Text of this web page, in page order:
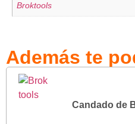
Broktools
Además te
Candado de